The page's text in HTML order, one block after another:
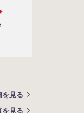
を見る
を見る